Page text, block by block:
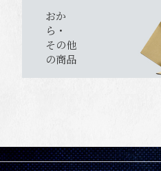
おか
ら・
その他
の商品